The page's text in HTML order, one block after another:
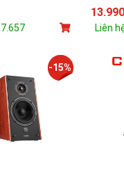
Liên
-15%